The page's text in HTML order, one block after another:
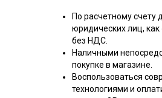
По расчетному счету
юридических лиц, как
без НДС.
Наличными
покупке в магазине.
Воспользоваться
технологиями и